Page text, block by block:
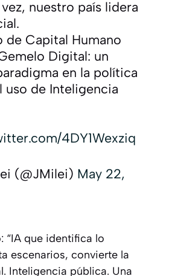
nuestro país lidera
de Capital Humano
Digital: un
en la política
uso de Inteligencia
4DY1Wexziq
(@JMilei) May 22,
“IA que identifica lo
escenarios, convierte la
Inteligencia pública. Una